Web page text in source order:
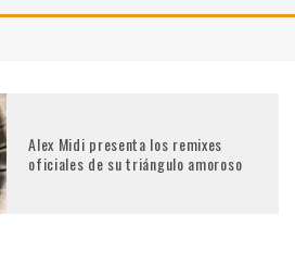
Alex Midi presenta los remixes
oficiales de su triángulo amoroso